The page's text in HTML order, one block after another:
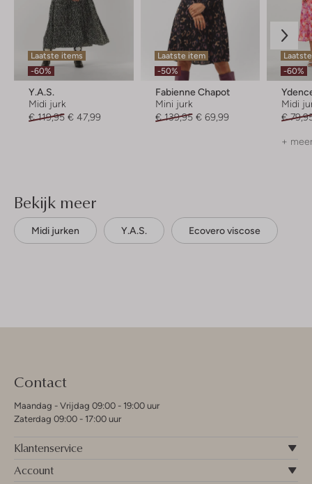
Laatste items
-60%
Y.a.s.
Midi jurk
€ 119,95 € 47,99
Laatste item
-50%
Fabienne Chapot
Mini jurk
€ 139,95 € 69,99
-60%
Midi
€
+
Bekijk meer
Midi jurken Y.a.s. Ecovero viscose
Contact
Maandag - Vrijdag 09:00 - 19:00 uur
Zaterdag 09:00 - 17:00 uur
Klantenservice
Account